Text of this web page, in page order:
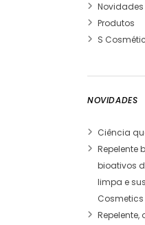
Novidades
Produtos
S
NOVIDADES
Ciência
Repelente
bioativos
limpa e
Cosmetics